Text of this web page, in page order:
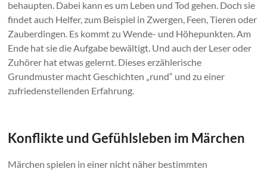
behaupten. Dabei kann es um Leben und Tod gehen. Doch sie
findet auch Helfer, zum Beispiel in Zwergen, Feen, Tieren oder
Zauberdingen. Es kommt zu Wende- und Höhepunkten. Am
Ende hat sie die Aufgabe bewältigt. Und auch der Leser oder
Zuhörer hat etwas gelernt. Dieses erzählerische
Grundmuster macht Geschichten „rund“ und zu einer
zufriedenstellenden Erfahrung.
Konflikte und Gefühlsleben im Märchen
Märchen spielen in einer nicht näher bestimmten